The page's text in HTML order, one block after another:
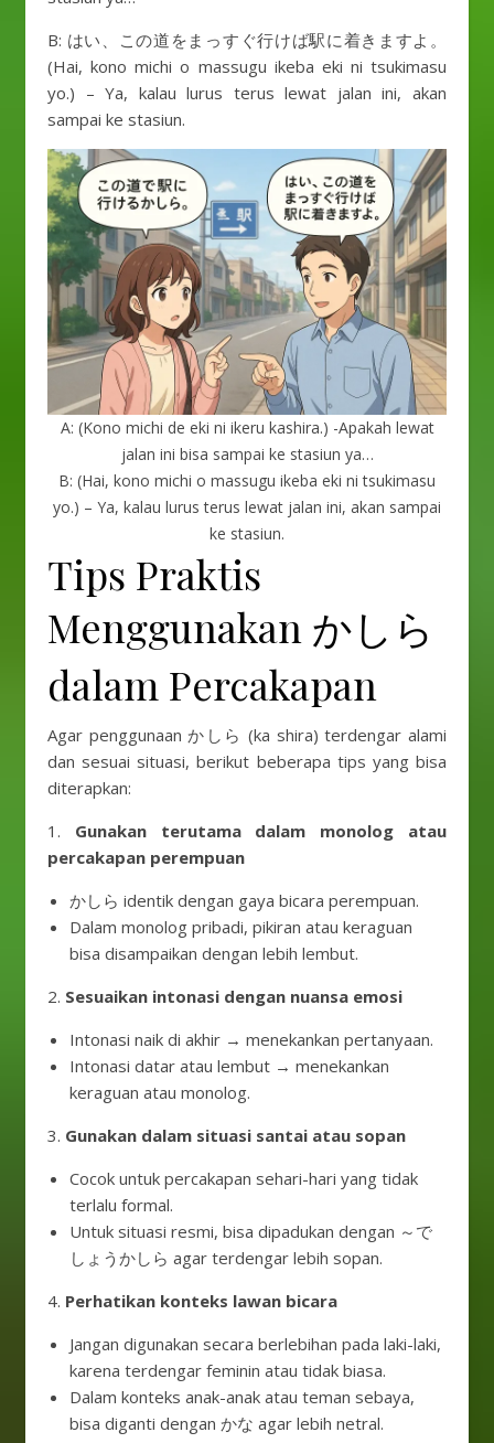
B: はい、この道をまっすぐ行けば駅に着きますよ。
(Hai, kono michi o massugu ikeba eki ni tsukimasu
yo.) – Ya, kalau lurus terus lewat jalan ini, akan
sampai ke stasiun.
A: (Kono michi de eki ni ikeru kashira.) -Apakah lewat
jalan ini bisa sampai ke stasiun ya…
B: (Hai, kono michi o massugu ikeba eki ni tsukimasu
yo.) – Ya, kalau lurus terus lewat jalan ini, akan sampai
ke stasiun.
Tips Praktis
Menggunakan かしら
dalam Percakapan
Agar penggunaan かしら (ka shira) terdengar alami
dan sesuai situasi, berikut beberapa tips yang bisa
diterapkan:
1. Gunakan terutama dalam monolog atau
percakapan perempuan
かしら identik dengan gaya bicara perempuan.
Dalam monolog pribadi, pikiran atau keraguan
bisa disampaikan dengan lebih lembut.
2. Sesuaikan intonasi dengan nuansa emosi
Intonasi naik di akhir → menekankan pertanyaan.
Intonasi datar atau lembut → menekankan
keraguan atau monolog.
3. Gunakan dalam situasi santai atau sopan
Cocok untuk percakapan sehari-hari yang tidak
terlalu formal.
Untuk situasi resmi, bisa dipadukan dengan ～で
しょうかしら agar terdengar lebih sopan.
4. Perhatikan konteks lawan bicara
Jangan digunakan secara berlebihan pada laki-laki,
karena terdengar feminin atau tidak biasa.
Dalam konteks anak-anak atau teman sebaya,
bisa diganti dengan かな agar lebih netral.